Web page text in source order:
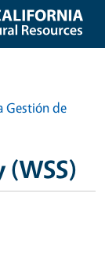
Gestión de
(WSS)